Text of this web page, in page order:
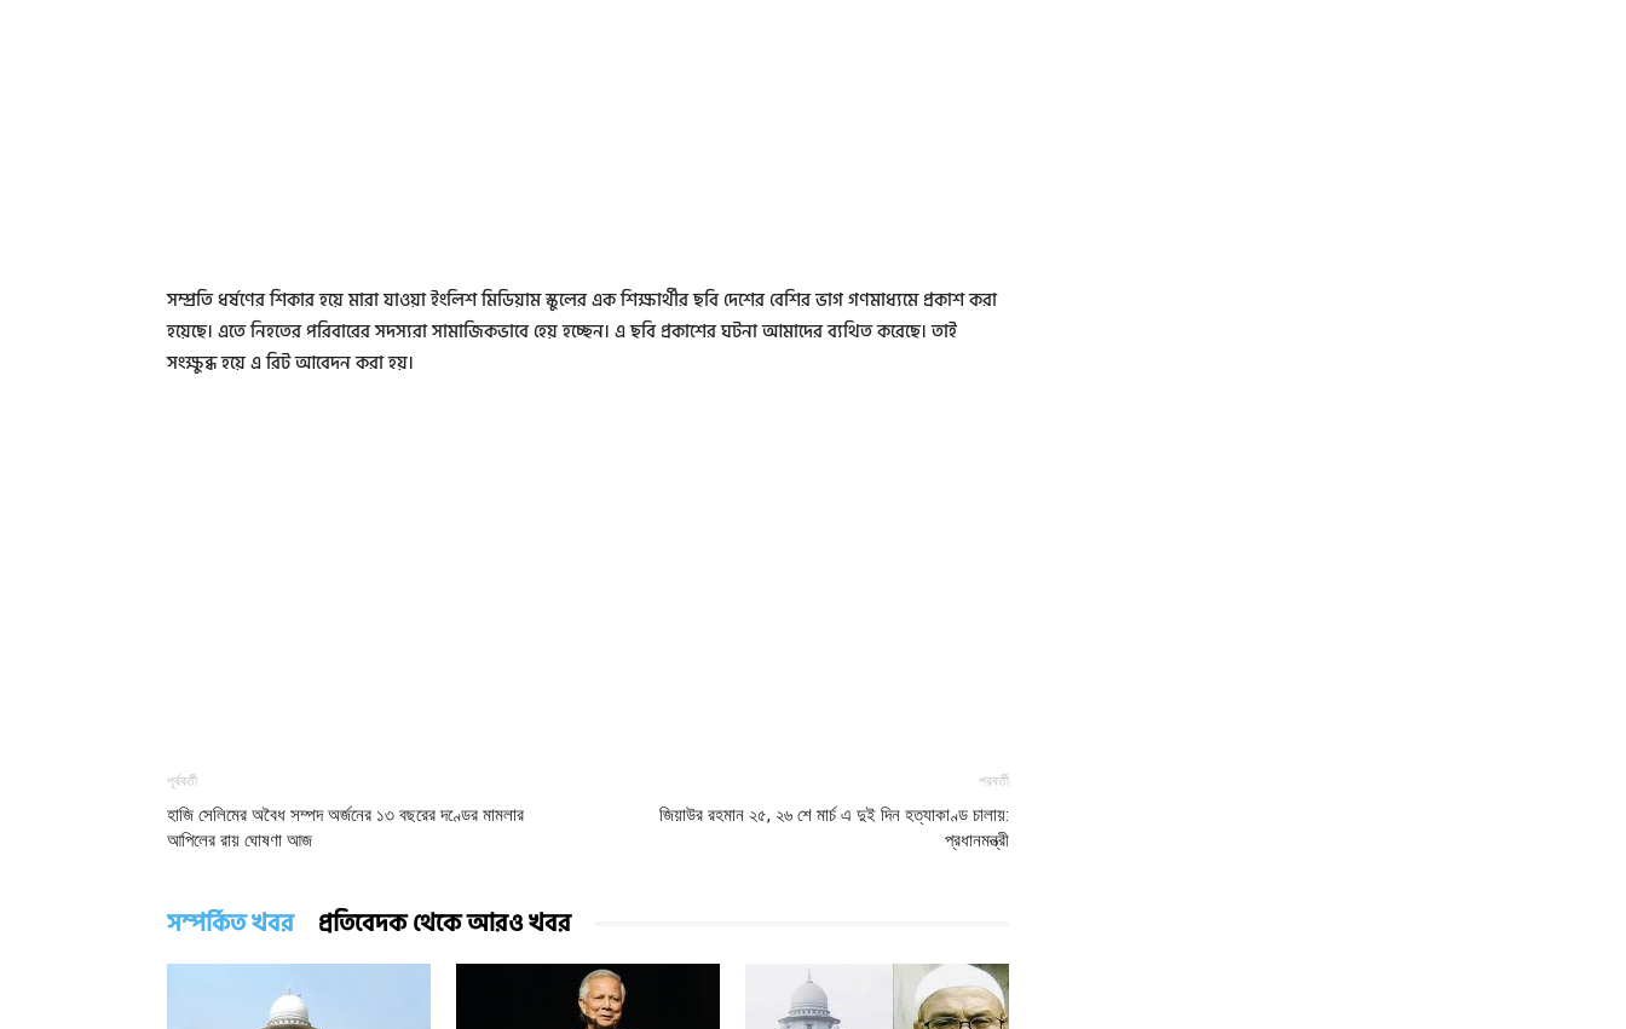
সম্প্রতি ধর্ষণের শিকার হয়ে মারা যাওয়া ইংলিশ মিডিয়াম স্কুলের এক শিক্ষার্থীর ছবি দেশের বেশির ভাগ গণমাধ্যমে প্রকাশ করা
হয়েছে। এতে নিহতের পরিবারের সদস্যরা সামাজিকভাবে হেয় হচ্ছেন। এ ছবি প্রকাশের ঘটনা আমাদের ব্যথিত করেছে। তাই
সংক্ষুব্ধ হয়ে এ রিট আবেদন করা হয়।
পূর্ববর্তী
হাজি সেলিমের অবৈধ সম্পদ অর্জনের ১৩ বছরের দণ্ডের মামলার
আপিলের রায় ঘোষণা আজ
পরবর্তী
জিয়াউর রহমান ২৫, ২৬ শে মার্চ এ দুই দিন হত্যাকাণ্ড চালায়:
প্রধানমন্ত্রী
সম্পর্কিত খবর প্রতিবেদক থেকে আরও খবর